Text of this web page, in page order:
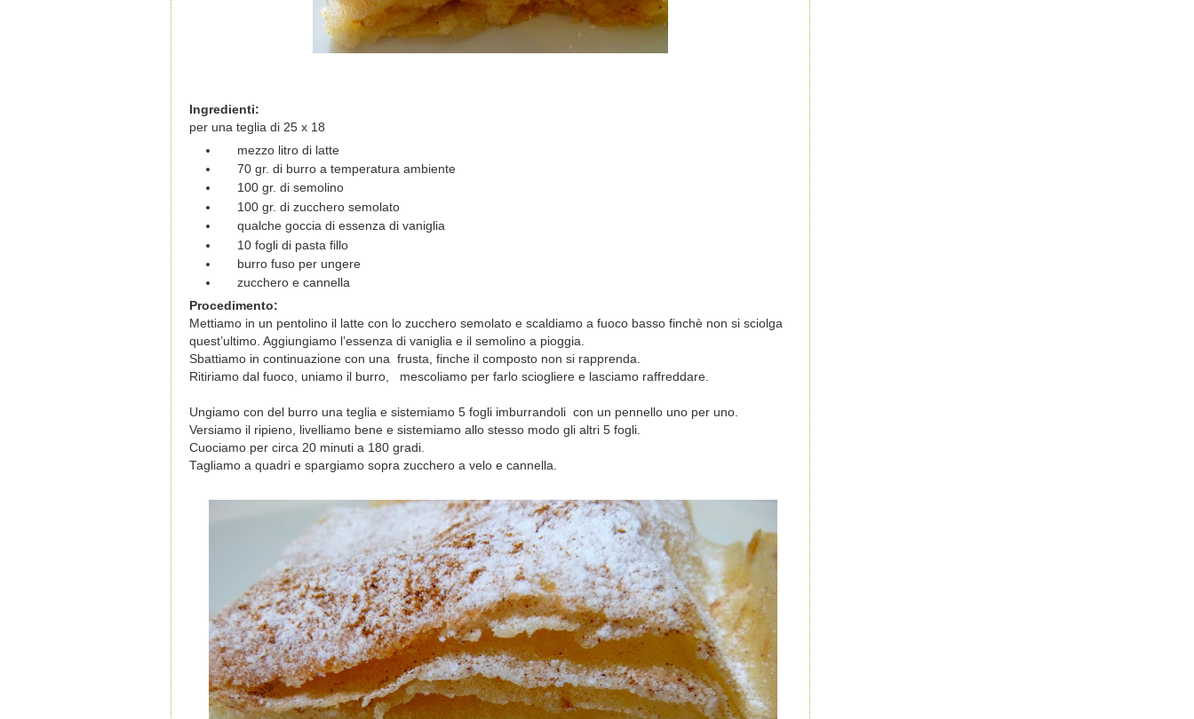
Ingredienti:
per una teglia di 25 x 18
mezzo litro di latte
70 gr. di burro a temperatura ambiente
100 gr. di semolino
100 gr. di zucchero semolato
qualche goccia di essenza di vaniglia
10 fogli di pasta fillo
burro fuso per ungere
zucchero e cannella
Procedimento:
Mettiamo in un pentolino il latte con lo zucchero semolato e scaldiamo a fuoco basso finchè non si sciolga
quest’ultimo. Aggiungiamo l’essenza di vaniglia e il semolino a pioggia.
Sbattiamo in continuazione con una frusta, finche il composto non si rapprenda.
Ritiriamo dal fuoco, uniamo il burro,
mescoliamo per farlo sciogliere e lasciamo raffreddare.
Ungiamo con del burro una teglia e sistemiamo 5 fogli imburrandoli con un pennello uno per uno.
Versiamo il ripieno, livelliamo bene e sistemiamo allo stesso modo gli altri 5 fogli.
Cuociamo per circa 20 minuti a 180 gradi.
Tagliamo a quadri e spargiamo sopra zucchero a velo e cannella.